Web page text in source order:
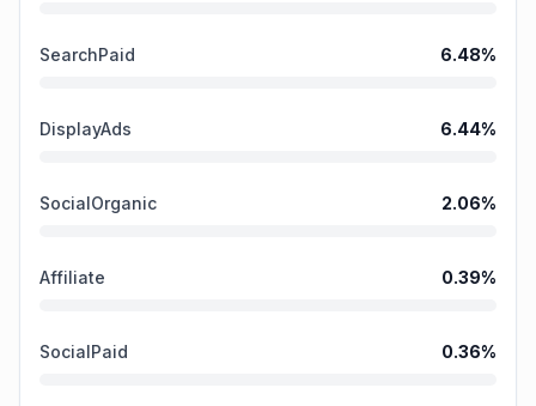
SearchPaid 6.48%
DisplayAds 6.44%
SocialOrganic 2.06%
Affiliate 0.39%
SocialPaid 0.36%